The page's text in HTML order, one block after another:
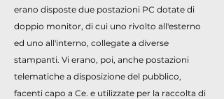
erano disposte due postazioni PC dotate di
doppio monitor, di cui uno rivolto all'esterno
ed uno all'interno, collegate a diverse
stampanti. Vi erano, poi, anche postazioni
telematiche a disposizione del pubblico,
facenti capo a Ce. e utilizzate per la raccolta di